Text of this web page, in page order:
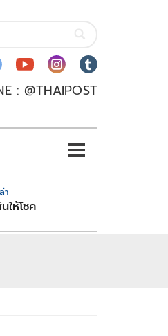
: @THAIPOST
า
ให้โชค